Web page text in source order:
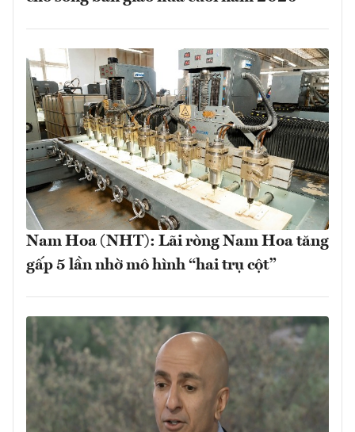
Nam Hoa (NHT): Lãi ròng Nam Hoa tăng
gấp 5 lần nhờ mô hình “hai trụ cột”